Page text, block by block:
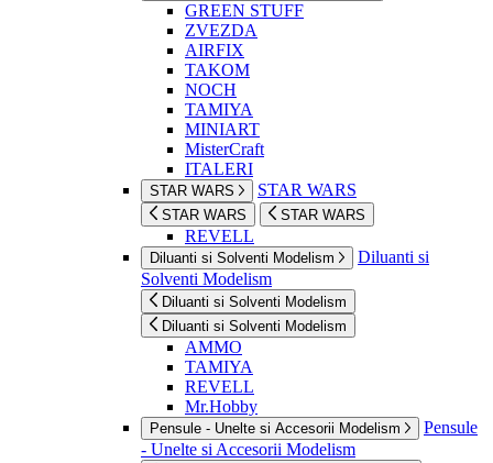
GREEN STUFF
ZVEZDA
AIRFIX
TAKOM
NOCH
TAMIYA
MINIART
MisterCraft
ITALERI
STAR WARS STAR WARS
STAR WARS STAR WARS
REVELL
Diluanti si Solventi Modelism
Diluanti si
Solventi Modelism
Diluanti si Solventi Modelism
Diluanti si Solventi Modelism
AMMO
TAMIYA
REVELL
Mr.Hobby
Pensule - Unelte si Accesorii Modelism
Pensule
- Unelte si Accesorii Modelism